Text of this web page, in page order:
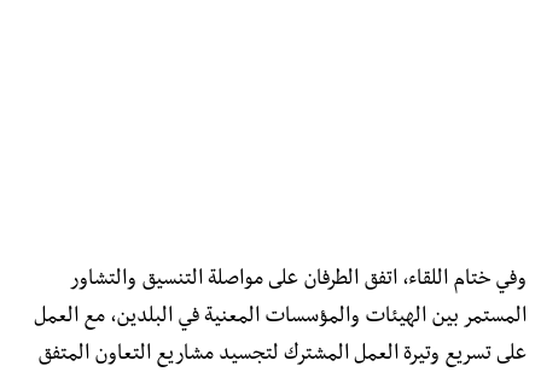
وفي ختام اللقاء، اتفق الطرفان على مواصلة التنسيق والتشاور
المستمر بين الهيئات والمؤسسات المعنية في البلدين، مع العمل
على تسريع وتيرة العمل المشترك لتجسيد مشاريع التعاون المتفق